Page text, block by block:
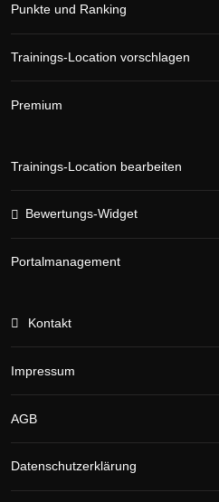
Punkte und Ranking
Trainings-Location vorschlagen
Premium
Trainings-Location bearbeiten
Bewertungs-Widget
Portalmanagement
Kontakt
Impressum
AGB
Datenschutzerklärung